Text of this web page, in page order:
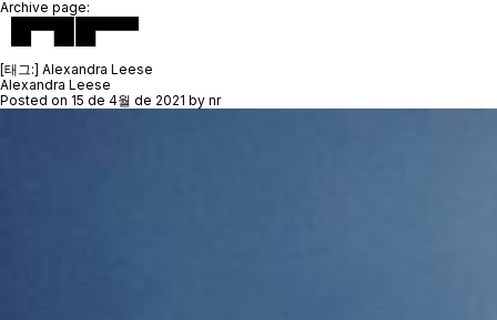
Archive page:
[태그:] Alexandra Leese
Alexandra Leese
Posted on 15 de 4월 de 2021 by nr